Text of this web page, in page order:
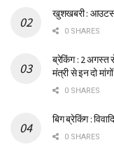
खुशखबरी :
0 SHARES
ब्रेकिंग : 2 अगस्त
मंत्री से इन दो
0 SHARES
बिग ब्रेकिंग :
0 SHARES